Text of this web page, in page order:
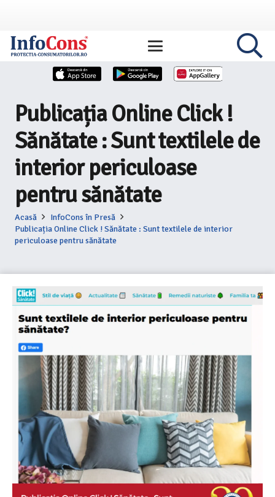
Publicația Online Click !
Sănătate : Sunt textilele de
interior periculoase
pentru sănătate
Acasă
InfoCons în Presă
Publicația Online Click ! Sănătate : Sunt textilele de interior
periculoase pentru sănătate